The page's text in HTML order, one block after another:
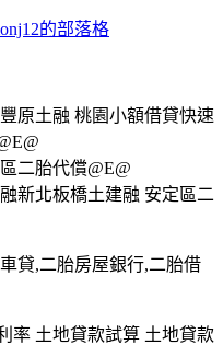
的部落格
原土融 桃園小額借貸快速
二胎代償@E@
新北板橋土建融 安定區二
貸,二胎房屋銀行,二胎借
率 土地貸款試算 土地貸款